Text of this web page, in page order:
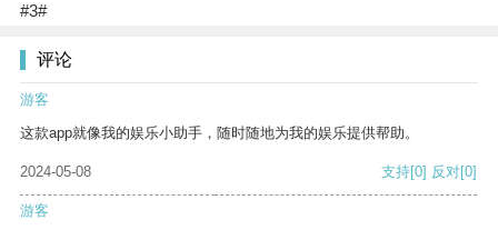
#3#
评论
游客
这款app就像我的娱乐小助手，随时随地为我的娱乐提供帮助。
2024-05-08 支持[0] 反对[0]
游客